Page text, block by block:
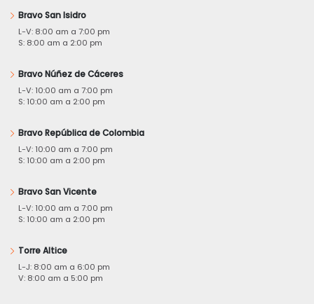
Bravo San Isidro
L-V: 8:00 am a 7:00 pm
S: 8:00 am a 2:00 pm
Bravo Núñez de Cáceres
L-V: 10:00 am a 7:00 pm
S: 10:00 am a 2:00 pm
Bravo República de Colombia
L-V: 10:00 am a 7:00 pm
S: 10:00 am a 2:00 pm
Bravo San Vicente
L-V: 10:00 am a 7:00 pm
S: 10:00 am a 2:00 pm
Torre Altice
L-J: 8:00 am a 6:00 pm
V: 8:00 am a 5:00 pm